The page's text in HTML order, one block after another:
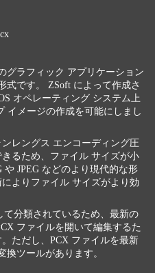
グラフィック アプリケーション
式です。 ZSoft によって作成さ
オペレーティング システム上
イメージの作成を可能にしまし
レングス エンコーディング圧
るため、ファイル サイズが小
JPEG などのより現代的な形
よりファイル サイズがより効
分類されているため、最新の
ファイルを開いて編集するた
ただし、PCX ファイルを最新
換ツールがあります。